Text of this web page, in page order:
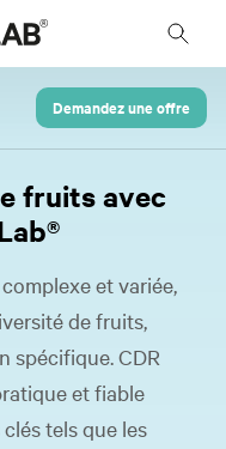
Demandez une offre
fruits avec
et variée,
de fruits,
spécifique. CDR
et fiable
tels que les